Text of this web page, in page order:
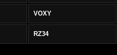
VOXY
RZ34